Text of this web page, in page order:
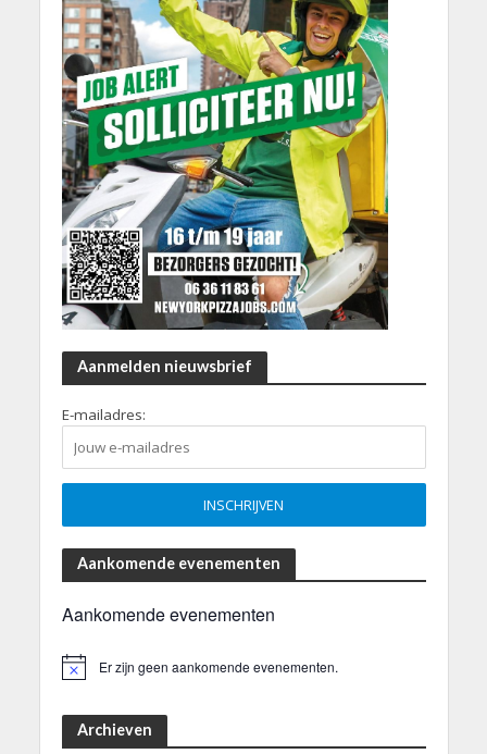
Aanmelden nieuwsbrief
E-mailadres:
Aankomende evenementen
Aankomende evenementen
Er zijn geen aankomende evenementen.
Archieven